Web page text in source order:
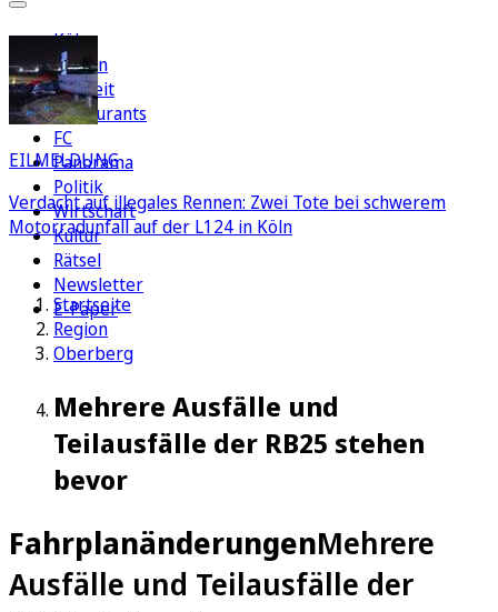
Köln
Region
Freizeit
Restaurants
FC
Panorama
Politik
Wirtschaft
Kultur
Rätsel
Newsletter
E-Paper
EILMELDUNG
Verdacht auf illegales Rennen: Zwei Tote bei schwerem
Motorradunfall auf der L124 in Köln
Startseite
Region
Oberberg
Mehrere Ausfälle und
Teilausfälle der RB25 stehen
bevor
FahrplanänderungenMehrere
Ausfälle und Teilausfälle der